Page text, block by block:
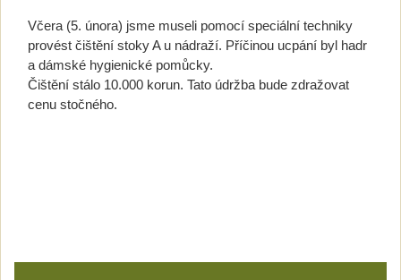
Včera (5. února) jsme museli pomocí speciální techniky
provést čištění stoky A u nádraží. Příčinou ucpání byl hadr
a dámské hygienické pomůcky.
Čištění stálo 10.000 korun. Tato údržba bude zdražovat
cenu stočného.